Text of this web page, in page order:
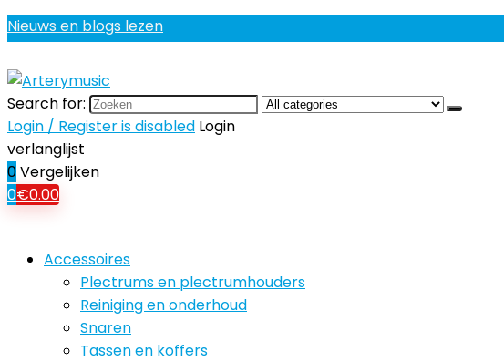
Nieuws en blogs lezen
Search for:
Login / Register is disabled Login
verlanglijst
0Vergelijken
0€0.00
Accessoires
Plectrums en plectrumhouders
Reiniging en onderhoud
Snaren
Tassen en koffers